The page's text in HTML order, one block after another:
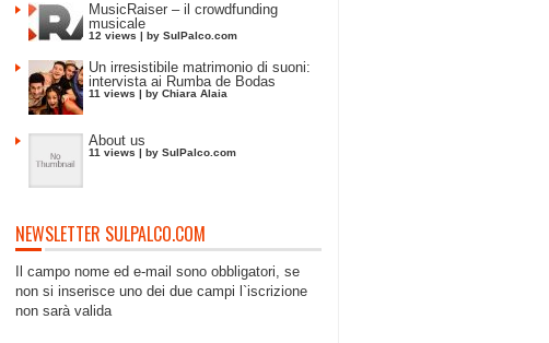
MusicRaiser – il crowdfunding
musicale
12 views | by SulPalco.com
Un irresistibile matrimonio di suoni:
intervista ai Rumba de Bodas
11 views | by Chiara Alaia
About us
11 views | by SulPalco.com
NEWSLETTER SULPALCO.COM
Il campo nome ed e-mail sono obbligatori, se
non si inserisce uno dei due campi l`iscrizione
non sarà valida